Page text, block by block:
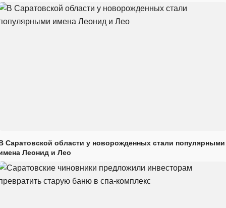
Саратовской области у новорожденных стали популярными
Леонид и Лео